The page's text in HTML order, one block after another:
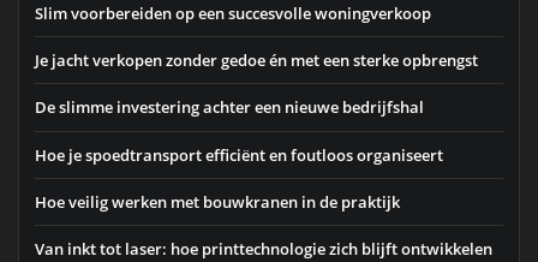
Slim voorbereiden op een succesvolle woningverkoop
Je jacht verkopen zonder gedoe én met een sterke opbrengst
De slimme investering achter een nieuwe bedrijfshal
Hoe je spoedtransport efficiënt en foutloos organiseert
Hoe veilig werken met bouwkranen in de praktijk
Van inkt tot laser: hoe printtechnologie zich blijft ontwikkelen